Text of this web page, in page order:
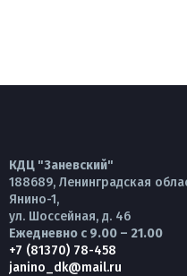
КДЦ "Заневский"
188689, Ленинградская
Янино-1,
ул. Шоссейная, д. 46
Ежедневно с 9.00 – 21.00
+7 (81370) 78-458
janino_dk@mail.ru